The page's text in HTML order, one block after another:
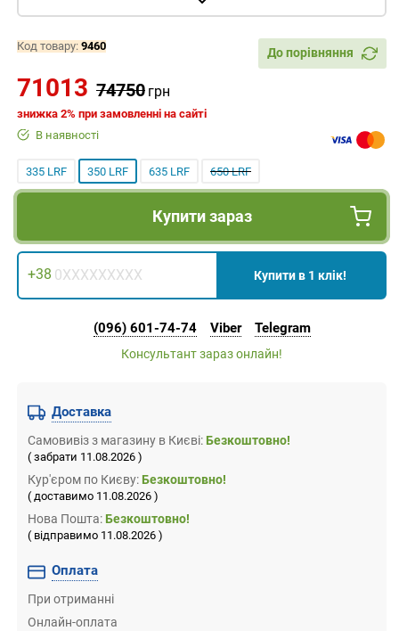
До порівняння
Код товару: 9460
71013 74750 грн
знижка 2% при замовленні на сайті
В наявності
335 LRF 350 LRF 635 LRF 650 LRF
Купити зараз
+38 Купити в 1 клік!
(096) 601-74-74 Viber Telegram
Консультант зараз онлайн!
Доставка
Самовивіз з магазину в Києві:Безкоштовно!
( забрати 11.08.2026 )
Кур'єром по Києву:Безкоштовно!
( доставимо 11.08.2026 )
Нова Пошта:Безкоштовно!
( відправимо 11.08.2026 )
Оплата
При отриманні
Онлайн-оплата